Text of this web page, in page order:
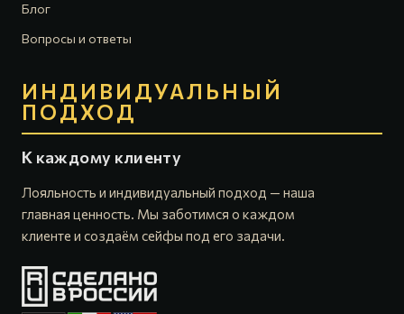
Блог
Вопросы и ответы
ИНДИВИДУАЛЬНЫЙ
ПОДХОД
К каждому клиенту
Лояльность и индивидуальный подход — наша
главная ценность. Мы заботимся о каждом
клиенте и создаём сейфы под его задачи.